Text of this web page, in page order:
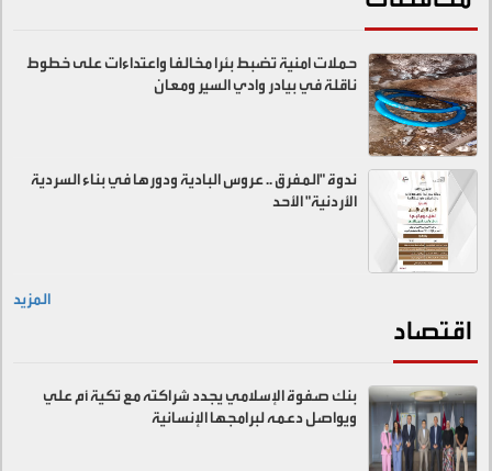
حملات امنية تضبط بئرا مخالفا واعتداءات على خطوط
ناقلة في بيادر وادي السير ومعان
ندوة "المفرق .. عروس البادية ودورها في بناء السردية
الأردنية" الأحد
المزيد
اقتصاد
بنك صفوة الإسلامي يجدد شراكته مع تكية أم علي
ويواصل دعمه لبرامجها الإنسانية